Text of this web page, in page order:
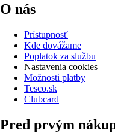
O nás
Prístupnosť
Kde dovážame
Poplatok za službu
Nastavenia cookies
Možnosti platby
Tesco.sk
Clubcard
Pred prvým